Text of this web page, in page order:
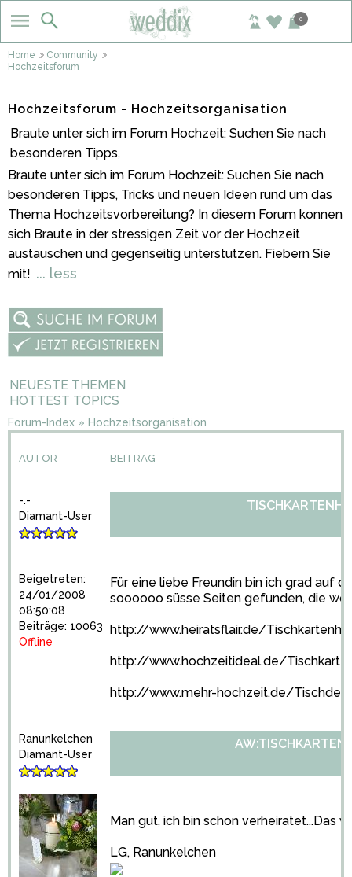
0
Home
Community
Hochzeitsforum
Hochzeitsforum - Hochzeitsorganisation
Braute unter sich im Forum Hochzeit: Suchen Sie nach
besonderen Tipps,
Braute unter sich im Forum Hochzeit: Suchen Sie nach
besonderen Tipps, Tricks und neuen Ideen rund um das
Thema Hochzeitsvorbereitung? In diesem Forum konnen
sich Braute in der stressigen Zeit vor der Hochzeit
austauschen und gegenseitig unterstutzen. Fiebern Sie
mit! ... less
NEUESTE THEMEN
HOTTEST TOPICS
Forum-Index » Hochzeitsorganisation
AUTOR BEITRAG
-.-
Diamant-User
Beigetreten:
24/01/2008
08:50:08
Beiträge: 10063
Offline
Für eine liebe Freundin bin ich grad auf
soooooo süsse Seiten gefunden, die
http://www.heiratsflair.de/
http://www.hochzeitideal.de/
http://www.mehr-hochzeit.de/
Ranunkelchen
Diamant-User
Man gut, ich bin schon verheiratet...Das
LG, Ranunkelchen